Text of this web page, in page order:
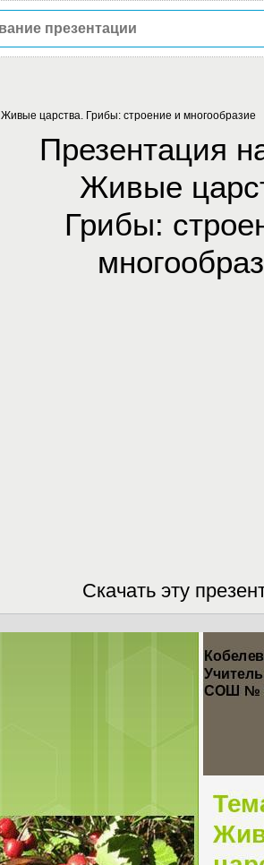
Живые царства. Грибы: строение и многообразие
Презентация
Живые
Грибы:
Скачать эту